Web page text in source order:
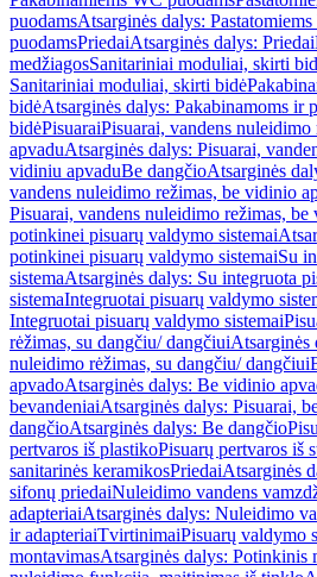
puodamsAtsarginės dalys:
puodamsPriedaiAtsarginės dalys: Priedai
medžiagosSanitariniai moduliai, skirti
Sanitariniai moduliai, skirti bidė
bidėAtsarginės dalys: Pakabinamoms ir
bidėPisuaraiPisuarai, vandens
apvaduAtsarginės dalys: Pisuarai,
vidiniu apvaduBe dangčioAtsarginės
vandens nuleidimo režimas, be vidinio
Pisuarai, vandens nuleidimo režimas,
potinkinei pisuarų valdymo sistemai
potinkinei pisuarų valdymo sistemaiSu
sistemaAtsarginės dalys: Su integruota
sistemaIntegruotai pisuarų valdymo
Integruotai pisuarų valdymo sistemai
rėžimas, su dangčiu/ dangčiuiAtsarginės
nuleidimo rėžimas, su dangčiu/ dangčiui
apvadoAtsarginės dalys: Be vidinio
bevandeniaiAtsarginės dalys: Pisuarai,
dangčioAtsarginės dalys: Be dangčio
pertvaros iš plastikoPisuarų pertvaros iš
sanitarinės keramikosPriedaiAtsarginės
sifonų priedaiNuleidimo vandens
adapteriaiAtsarginės dalys: Nuleidimo
ir adapteriaiTvirtinimaiPisuarų valdymo
montavimasAtsarginės dalys: Potinkinis